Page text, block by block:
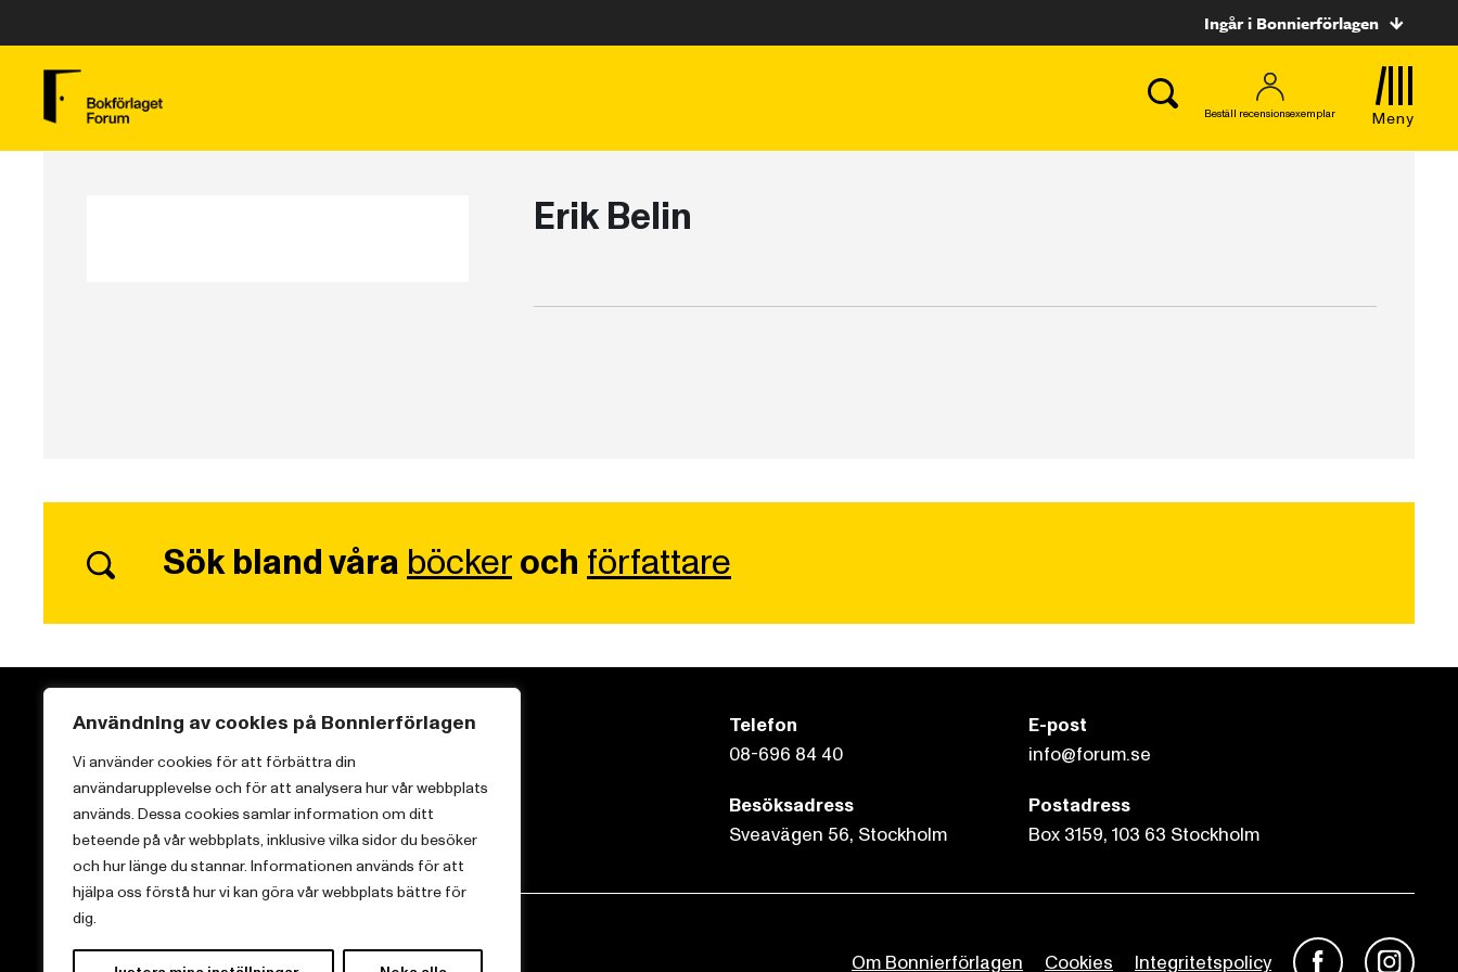
Användning av cookies på Bonnierförlagen
Vi använder cookies för att förbättra din
användarupplevelse och för att analysera hur vår webbplats
används. Dessa cookies samlar information om ditt
beteende på vår webbplats, inklusive vilka sidor du besöker
och hur länge du stannar. Informationen används för att
hjälpa oss förstå hur vi kan göra vår webbplats bättre för
dig.
Ingår i Bonnierförlagen
Beställ recensionsexemplar Meny
Erik Belin
Sök bland våraböckeroch författare
Vi brinner för starka berättelser och att sprida
kunskap inom aktuella ämnen.
Telefon
08-696 84 40
E-post
info@forum.se
Besöksadress
Sveavägen 56, Stockholm
Postadress
Box 3159, 103 63 Stockholm
Om Bonnierförlagen Cookies Integritetspolicy